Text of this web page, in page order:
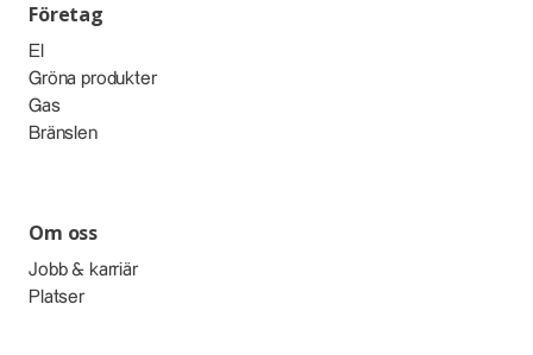
Företag
El
Gröna produkter
Gas
Bränslen
Om oss
Jobb & karriär
Platser